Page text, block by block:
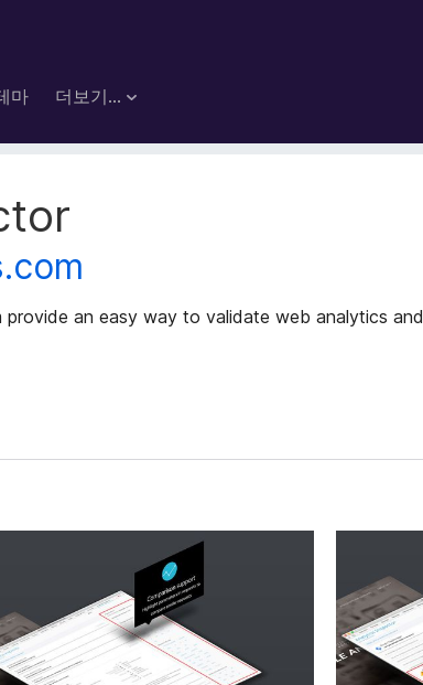
마 더보기…
an easy way to validate web analytics and